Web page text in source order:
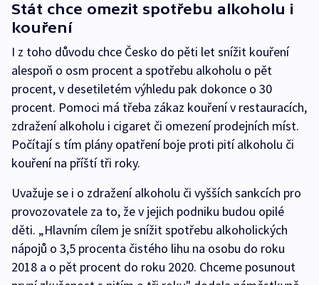
Stát chce omezit spotřebu alkoholu i
kouření
I z toho důvodu chce Česko do pěti let snížit kouření
alespoň o osm procent a spotřebu alkoholu o pět
procent, v desetiletém výhledu pak dokonce o 30
procent. Pomoci má třeba zákaz kouření v restauracích,
zdražení alkoholu i cigaret či omezení prodejních míst.
Počítají s tím plány opatření boje proti pití alkoholu či
kouření na příští tři roky.
Uvažuje se i o zdražení alkoholu či vyšších sankcích pro
provozovatele za to, že v jejich podniku budou opilé
děti. „Hlavním cílem je snížit spotřebu alkoholických
nápojů o 3,5 procenta čistého lihu na osobu do roku
2018 a o pět procent do roku 2020. Chceme posunout